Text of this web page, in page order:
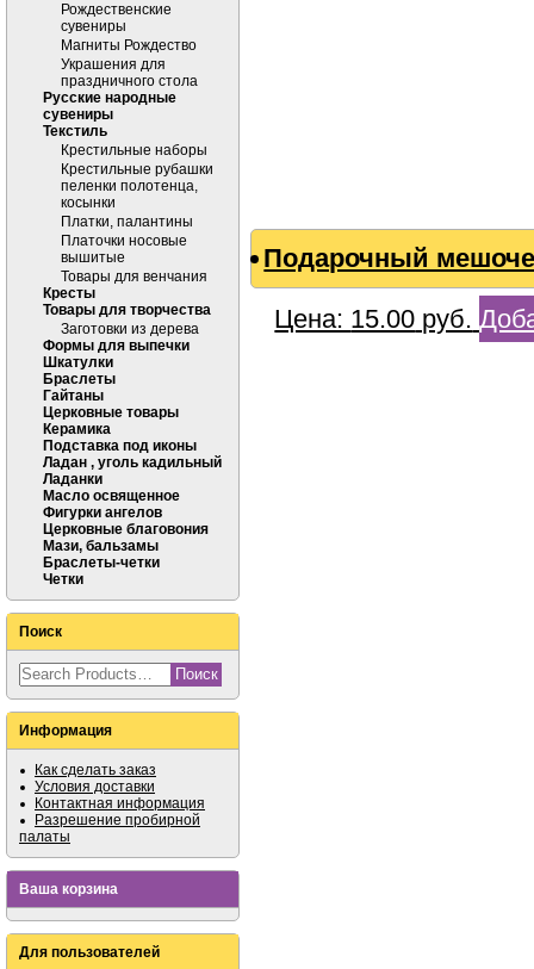
Рождественские
сувениры
Магниты Рождество
Украшения для
праздничного стола
Русские народные
сувениры
Текстиль
Крестильные наборы
Крестильные рубашки
пеленки полотенца,
косынки
Платки, палантины
Платочки носовые
вышитые
Товары для венчания
Кресты
Товары для творчества
Заготовки из дерева
Формы для выпечки
Шкатулки
Браслеты
Гайтаны
Церковные товары
Керамика
Подставка под иконы
Ладан , уголь кадильный
Ладанки
Масло освященное
Фигурки ангелов
Церковные благовония
Мази, бальзамы
Браслеты-четки
Четки
Поиск
Информация
Как сделать заказ
Условия доставки
Контактная информация
Разрешение пробирной
палаты
Ваша корзина
Для пользователей
Подарочный
Цена: 15.00 руб.